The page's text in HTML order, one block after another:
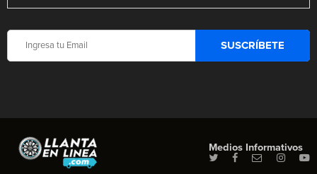
Medios Informativos